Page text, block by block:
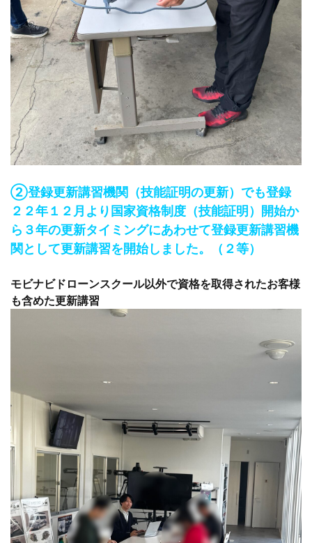
②登録更新講習機関（技能証明の更新）でも登録
２２年１２月より国家資格制度（技能証明）開始か
ら３年の更新タイミングにあわせて登録更新講習機
関として更新講習を開始しました。（２等）
モビナビドローンスクール以外で資格を取得されたお客様
も含めた更新講習